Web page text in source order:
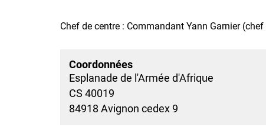
Chef de centre : Commandant Yann Garnier
Coordonnées
Esplanade de l'Armée d'Afrique
CS 40019
84918 Avignon cedex 9